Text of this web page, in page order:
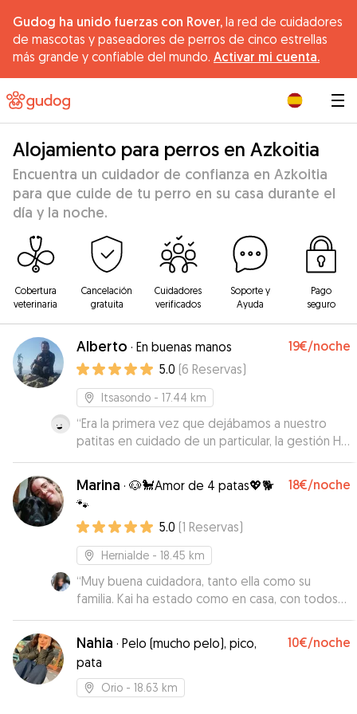
Gudog ha unido fuerzas con Rover, la red de cuidadores
de mascotas y paseadores de perros de cinco estrellas
más grande y confiable del mundo. Activar mi cuenta.
Alojamiento para perros en Azkoitia
Encuentra un cuidador de confianza en Azkoitia
para que cuide de tu perro en su casa durante el
día y la noche.
Cobertura
veterinaria
Cancelación
gratuita
Cuidadores
verificados
Soporte y
Ayuda
Pago
seguro
Alberto · En buenas manos 19€/noche
5.0 (6 Reservas)
Itsasondo - 17.44 km
“Era la primera vez que dejábamos a nuestro
patitas en cuidado de un particular, la gestión Ha
sido muy práctica, Alberto un chico muy amable
y nos ha transmitido mucha confianza, sin duda lo
buscaremos próximamente. 👍🏼👍🏼👍🏼👍🏼”
Marina · 🐶🐩Amor de 4 patas💖🐕
🐾
18€/noche
5.0 (1 Reservas)
Hernialde - 18.45 km
“Muy buena cuidadora, tanto ella como su
familia. Kai ha estado como en casa, con todos
los cuidados necesarios y toda la atención al
detalle. Han sido 6 días en los cuales hemos
estado bastante lejos y muy traquilos por el
trato y el buen feedback con marina. Altamente
recomendable, eskerrik asko por todo.
Nahia · Pelo (mucho pelo), pico,
pata
10€/noche
Orio - 18.63 km